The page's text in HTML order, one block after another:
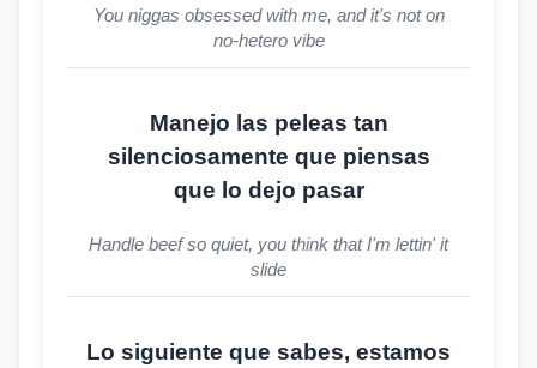
You niggas obsessed with me, and it's not on
no-hetero vibe
Manejo las peleas tan
silenciosamente que piensas
que lo dejo pasar
Handle beef so quiet, you think that I'm lettin' it
slide
Lo siguiente que sabes, estamos